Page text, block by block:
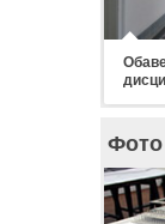
Фото